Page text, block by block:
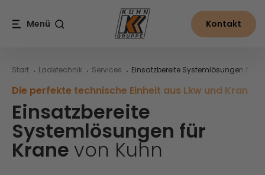
Von der Idee zum finalen Aufbauprojekt
Krane von PALFINGER bei Kuhn
Menü Kontakt
Start Ladetechnik Services Einsatzbereite Systemlösungen für
Die perfekte technische Einheit aus Lkw und Kran
Einsatzbereite
Systemlösungen für
Krane von Kuhn